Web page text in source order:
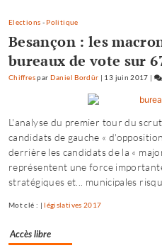
Elections - Politique
Besançon : les
bureaux de vote sur
Chiffrespar Daniel Bordür | 13 juin 2017 |
L'analyse du premier tour du
candidats de gauche «
derrière les candidats de la «
représentent une force
stratégiques et... municipales
Mot clé : | législatives 2017
Accès libre